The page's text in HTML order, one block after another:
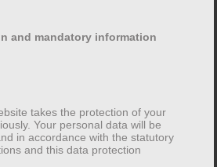
En tant que prestataire de
télémédias) et lois générales.
nous ne sommes pas tenus de
transmises ou stockées par
sur les circonstances indiquant
obligations de supprimer ou
and mandatory information
takes the protection of your
Your personal data will be
in accordance with the statutory
and this data protection